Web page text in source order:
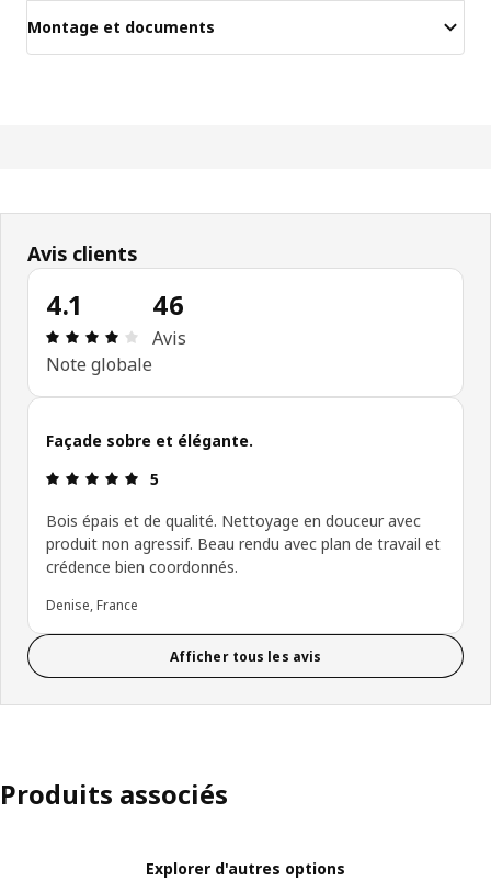
Montage et documents
Avis clients
4.1
Avis: 4.1 sur 5 étoiles Nombre total d'avis: 46
Note globale
46
Avis
Façade sobre et élégante.
Avis: 5 sur 5 étoiles
5
Bois épais et de qualité. Nettoyage en douceur avec
produit non agressif. Beau rendu avec plan de travail et
crédence bien coordonnés.
Denise, France
Afficher tous les avis
Produits associés
Explorer d'autres options